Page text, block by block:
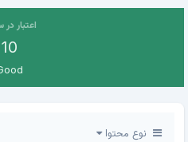
اعتبار در
10
Good
نوع محتوا